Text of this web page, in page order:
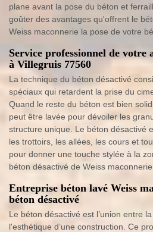
plane avant la pose du béton et
goûter des avantages qu'offrent le
Weiss maconnerie la pose de votre
Service professionnel de votre
à Villegruis 77560
La technique du béton désactivé
spéciaux qui retardent la prise du
Quand le reste du béton est bien
peut être lavée pour dévoiler les
structure unique. Le béton désactivé
les trottoirs, les allées, les cours et
pour donner une touche stylée à la
béton désactivé de Weiss
Entreprise béton lavé Weiss
béton désactivé
Le béton désactivé est l’union entre
l'esthétique d’une construction. Ce